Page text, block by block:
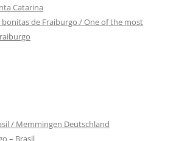
Catarina
bonitas de Fraiburgo / One of the most
/ Memmingen Deutschland
– Brasil